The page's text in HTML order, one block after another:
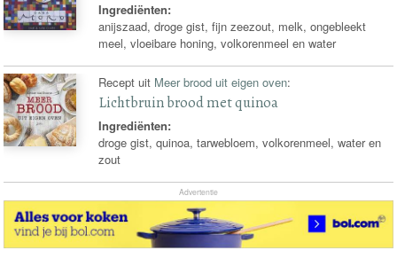
Ingrediënten:
anijszaad, droge gist, fijn zeezout, melk, ongebleekt
meel, vloeibare honing, volkorenmeel en water
Recept uit Meer brood uit eigen oven:
Lichtbruin brood met quinoa
Ingrediënten:
droge gist, quinoa, tarwebloem, volkorenmeel, water en
zout
Advertentie